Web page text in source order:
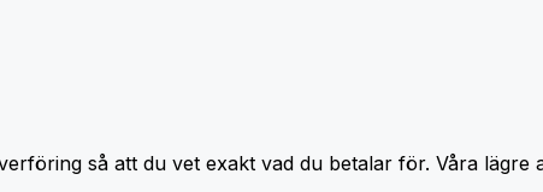
så att du vet exakt vad du betalar för. Våra lägre